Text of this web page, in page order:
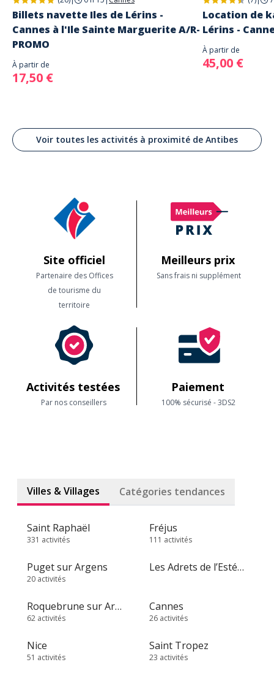
Billets navette Iles de Lérins -
Cannes à l'Ile Sainte Marguerite A/R-
PROMO
À partir de
17,50 €
Location de
Lérins -
À partir de
45,00 €
Voir toutes les activités à proximité de Antibes
Site officiel
Partenaire des Offices
de tourisme du
territoire
Meilleurs prix
Sans frais ni supplément
Activités testées
Par nos conseillers
Paiement
100% sécurisé - 3DS2
Villes & Villages Catégories tendances
Saint Raphaël
331 activités
Fréjus
111 activités
Puget sur Argens
20 activités
Les Adrets de l’Estérel
Roquebrune sur Argens
62 activités
Cannes
26 activités
Nice
51 activités
Saint Tropez
23 activités